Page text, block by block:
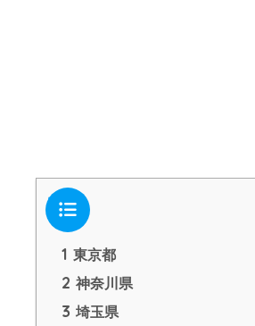
目次
1 東京都
2 神奈川県
3 埼玉県